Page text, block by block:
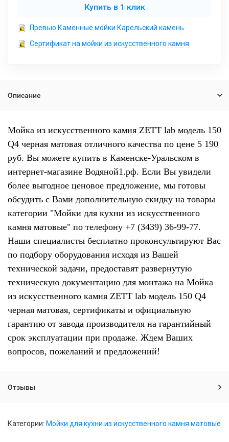
Купить в 1 клик
Превью Каменные мойки Карельский камень
Сертификат на мойки из искусственного камня
Описание
Мойка из искусственного камня ZETT lab модель 150
Q4 черная матовая отличного качества по цене 5 190
руб. Вы можете купить в Каменске-Уральском в
интернет-магазине Водяной1.рф. Если Вы увидели
более выгодное ценовое предложение, мы готовы
обсудить с Вами дополнительную скидку на товары
категории "Мойки для кухни из искусственного
камня матовые" по телефону +7 (3439) 36-99-77.
Наши специалисты бесплатно проконсультируют Вас
по подбору оборудования исходя из Вашей
технической задачи, предоставят развернутую
техническую документацию для монтажа на Мойка
из искусственного камня ZETT lab модель 150 Q4
черная матовая, сертификаты и официальную
гарантию от завода производителя на гарантийный
срок эксплуатации при продаже. Ждем Ваших
вопросов, пожеланий и предложений!
Отзывы
Категории: Мойки для кухни из искусственного камня матовые